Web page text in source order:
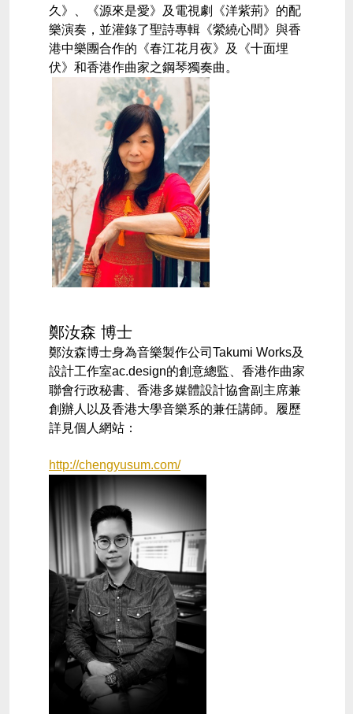
久》、《源來是愛》及電視劇《洋紫荊》的配
樂演奏，並灌錄了聖詩專輯《縈繞心間》與香
港中樂團合作的《春江花月夜》及《十面埋
伏》和香港作曲家之鋼琴獨奏曲。
鄭汝森 博士
鄭汝森博士身為音樂製作公司 Takumi Works及
設計工作室ac.design的創意總監、香港作曲家
聯會行政秘書、香港多媒體設計協會副主席兼
創辦人以及香港大學音樂系的兼任講師。履歷
詳見個人網站：
http://chengyusum.com/